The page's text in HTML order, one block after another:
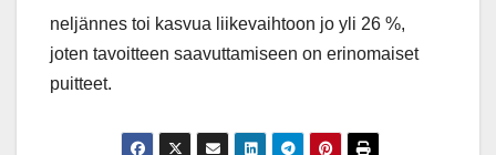
neljännes toi kasvua liikevaihtoon jo yli 26 %,
joten tavoitteen saavuttamiseen on erinomaiset
puitteet.